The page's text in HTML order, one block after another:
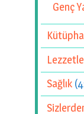
Genç
Sağlık